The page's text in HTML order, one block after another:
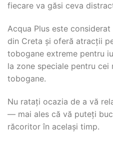
fiecare va găsi ceva
Acqua Plus este
din Creta și oferă atracții
tobogane extreme pentru
la zone speciale pentru cei
tobogane.
Nu ratați ocazia de a vă
— mai ales că vă puteți
răcoritor în același timp.